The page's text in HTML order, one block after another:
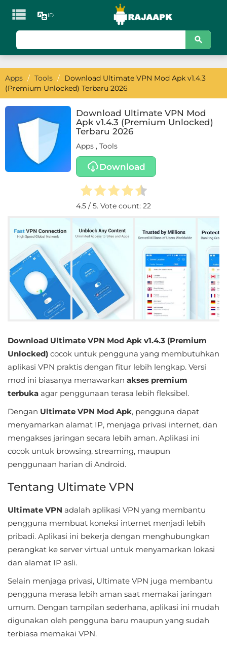
 ID
Games
Action
Arcade
Board
Card
Educational
First
Person
Horror
Music
Racing
Role
Playing
Shooting
Simulation
Sports
Standalone
Story-
Driven
Trivia
Apps / Tools / Download Ultimate VPN Mod Apk v1.4.3
(Premium Unlocked) Terbaru 2026
Download Ultimate VPN Mod
Apk v1.4.3 (Premium Unlocked)
Terbaru 2026
Apps , Tools
Download
4.5 / 5. Vote count: 22
Download Ultimate VPN Mod Apk v1.4.3 (Premium
Unlocked) cocok untuk pengguna yang membutuhkan
aplikasi VPN praktis dengan fitur lebih lengkap. Versi
mod ini biasanya menawarkan akses premium
terbuka agar penggunaan terasa lebih fleksibel.
Dengan Ultimate VPN Mod Apk, pengguna dapat
menyamarkan alamat IP, menjaga privasi internet, dan
mengakses jaringan secara lebih aman. Aplikasi ini
cocok untuk browsing, streaming, maupun
penggunaan harian di Android.
Tentang Ultimate VPN
Ultimate VPN adalah aplikasi VPN yang membantu
pengguna membuat koneksi internet menjadi lebih
pribadi. Aplikasi ini bekerja dengan menghubungkan
perangkat ke server virtual untuk menyamarkan lokasi
dan alamat IP asli.
Selain menjaga privasi, Ultimate VPN juga membantu
pengguna merasa lebih aman saat memakai jaringan
umum. Dengan tampilan sederhana, aplikasi ini mudah
digunakan oleh pengguna baru maupun yang sudah
terbiasa memakai VPN.